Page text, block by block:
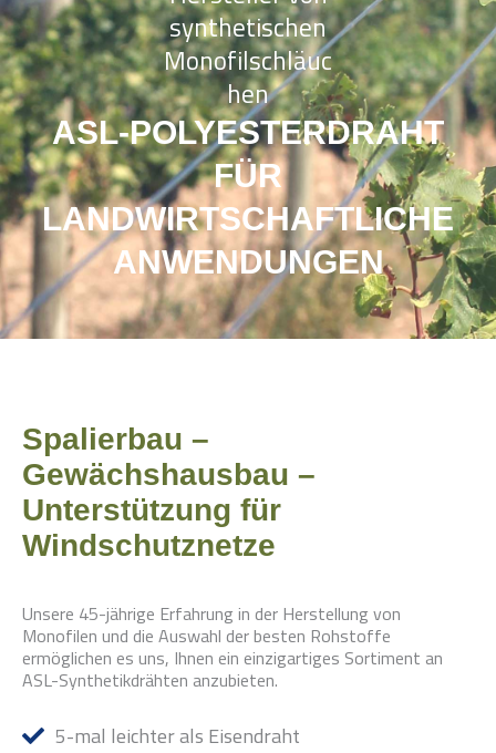
synthetischen
Monofilschläuc
hen
ASL-POLYESTERDRAHT
FÜR
LANDWIRTSCHAFTLICHE
ANWENDUNGEN
Spalierbau –
Gewächshausbau –
Unterstützung für
Windschutznetze
Unsere 45-jährige Erfahrung in der Herstellung von
Monofilen und die Auswahl der besten Rohstoffe
ermöglichen es uns, Ihnen ein einzigartiges Sortiment an
ASL-Synthetikdrähten anzubieten.
5-mal leichter als Eisendraht